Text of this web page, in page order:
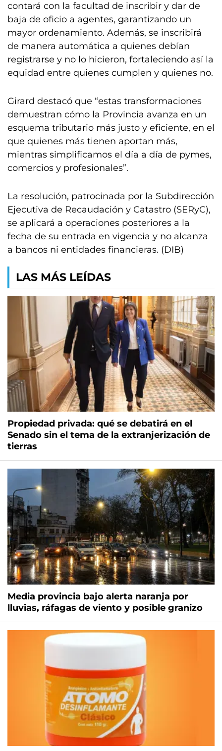
contará con la facultad de inscribir y dar de
baja de oficio a agentes, garantizando un
mayor ordenamiento. Además, se inscribirá
de manera automática a quienes debían
registrarse y no lo hicieron, fortaleciendo así la
equidad entre quienes cumplen y quienes no.
Girard destacó que “estas transformaciones
demuestran cómo la Provincia avanza en un
esquema tributario más justo y eficiente, en el
que quienes más tienen aportan más,
mientras simplificamos el día a día de pymes,
comercios y profesionales”.
La resolución, patrocinada por la Subdirección
Ejecutiva de Recaudación y Catastro (SERyC),
se aplicará a operaciones posteriores a la
fecha de su entrada en vigencia y no alcanza
a bancos ni entidades financieras. (DIB)
LAS MÁS LEÍDAS
Propiedad privada: qué se debatirá en el
Senado sin el tema de la extranjerización de
tierras
Media provincia bajo alerta naranja por
lluvias, ráfagas de viento y posible granizo